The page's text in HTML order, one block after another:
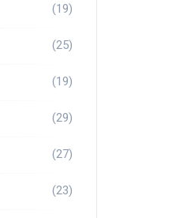
(19)
(25)
(19)
(29)
(27)
(23)